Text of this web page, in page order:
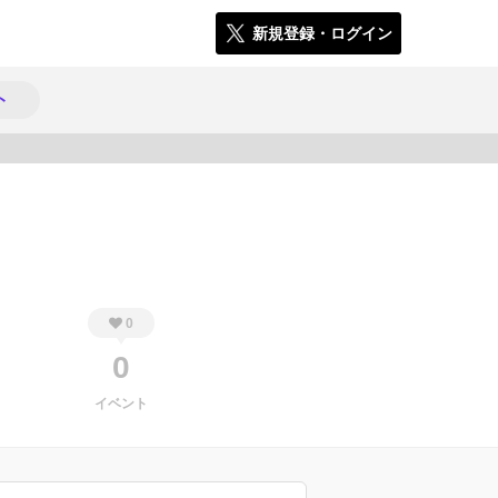
新規登録・ログイン
0
0
イベント